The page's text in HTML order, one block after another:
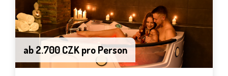
ab 2.700 CZK pro Person